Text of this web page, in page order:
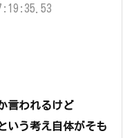
言われるけど
いう考え自体がそも